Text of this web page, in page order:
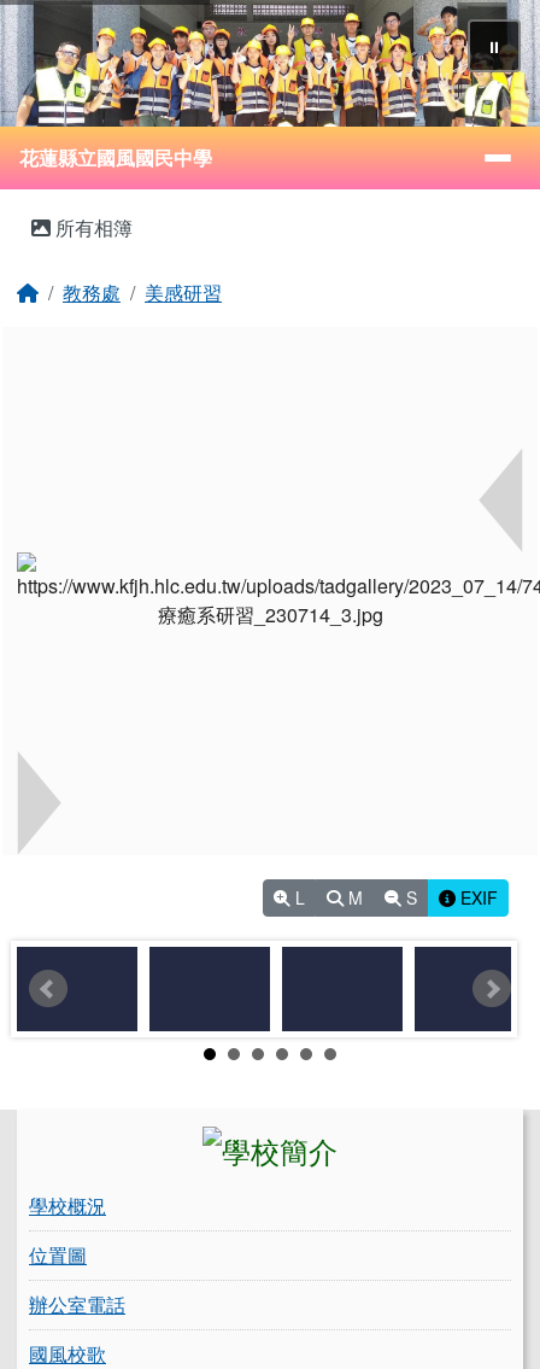
跳至主內容區
花蓮縣立國風國民中學
⏸
導覽列
花蓮縣立國風國民中學
所有相簿
回首頁
教務處 美感研習
L M S EXIF
學校概況
位置圖
辦公室電話
國風校歌